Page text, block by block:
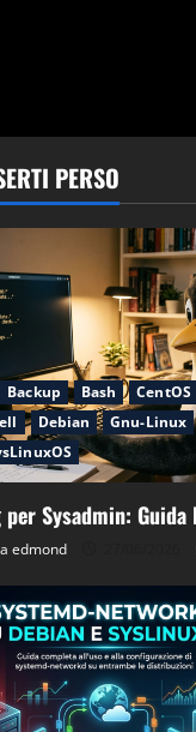
PERSO
Backup Bash
CentOS
Debian Gnu-Linux
Sysadmin:
edmond